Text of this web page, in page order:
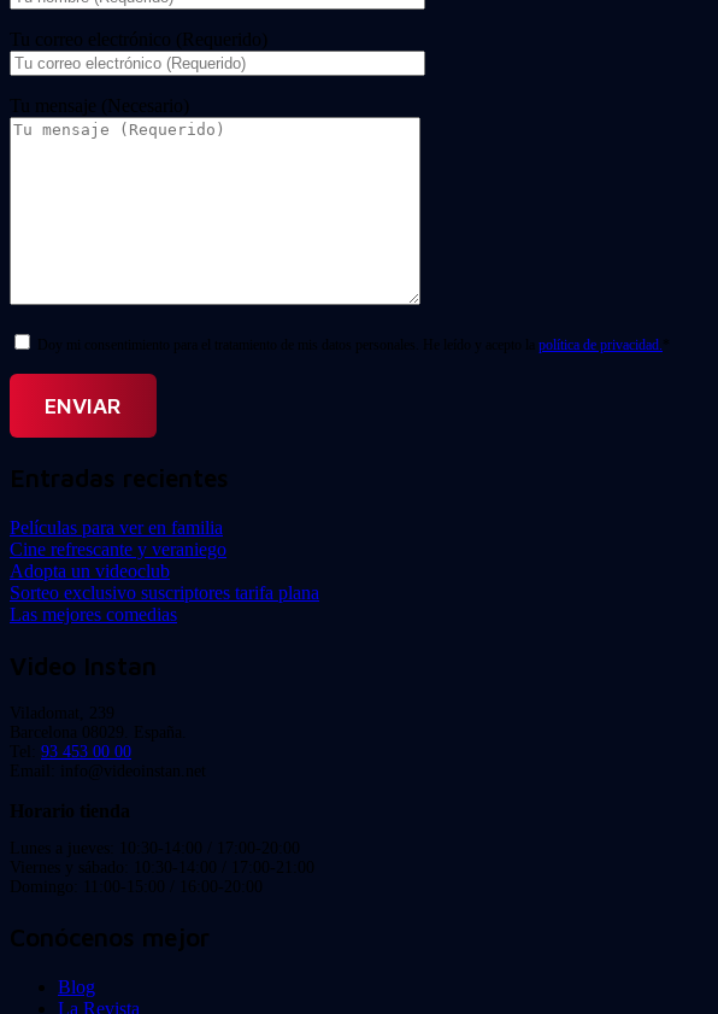
Tu correo electrónico (Requerido)
Tu mensaje (Necesario)
Doy mi consentimiento para el tratamiento de mis datos personales. He leído y acepto la política de privacidad. *
Entradas recientes
Películas para ver en familia
Cine refrescante y veraniego
Adopta un videoclub
Sorteo exclusivo suscriptores tarifa plana
Las mejores comedias
Video Instan
Viladomat, 239
Barcelona 08029. España.
Tel: 93 453 00 00
Email: info@videoinstan.net
Horario tienda
Lunes a jueves: 10:30-14:00 / 17:00-20:00
Viernes y sábado: 10:30-14:00 / 17:00-21:00
Domingo: 11:00-15:00 / 16:00-20:00
Conócenos mejor
Blog
La Revista